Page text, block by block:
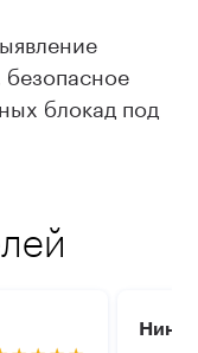
блокад под
Нина